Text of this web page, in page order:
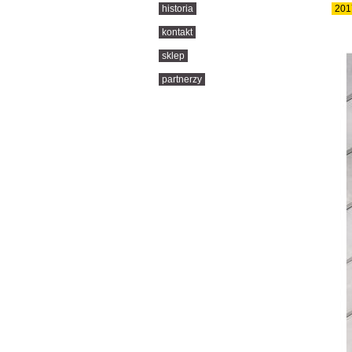
historia
kontakt
sklep
partnerzy